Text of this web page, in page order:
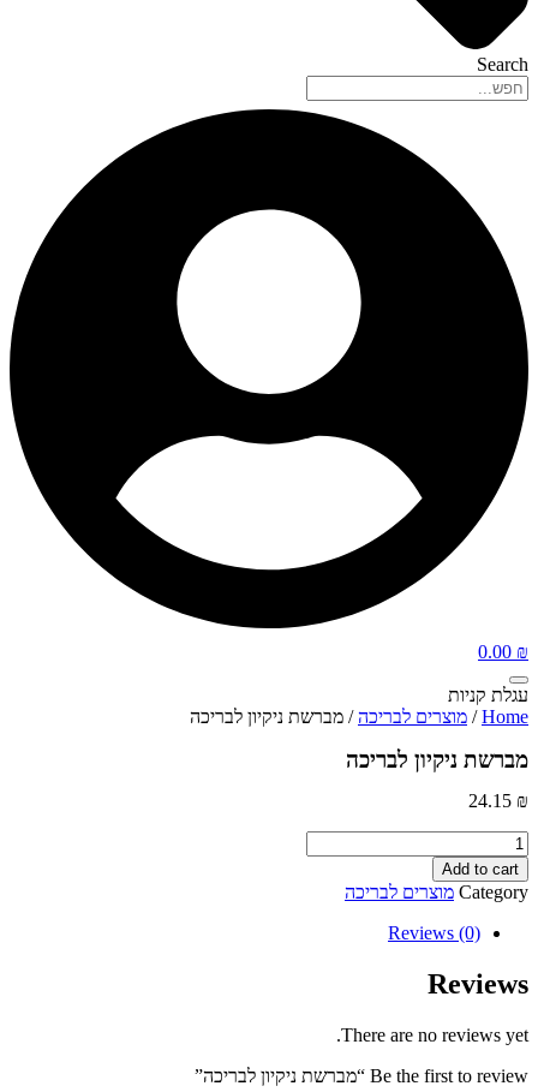
Search
0.00 ₪
עגלת קניות
Home
/ מוצרים לבריכה/ מברשת ניקיון לבריכה
מברשת ניקיון לבריכה
24.15 ₪
מברשת
ניקיון
לבריכה
quantity
Add to cart
Category מוצרים לבריכה
Reviews (0)
Reviews
There are no reviews yet.
Be the first to review “מברשת ניקיון לבריכה”